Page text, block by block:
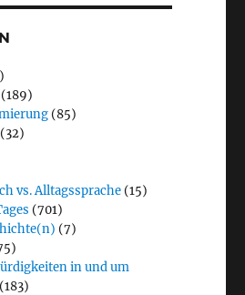
(189)
(85)
(32)
vs. Alltagssprache (15)
(701)
(7)
in und um